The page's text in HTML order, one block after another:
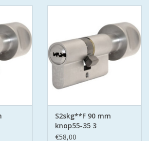
S2skg**F 90 mm
knop55-35 3
keersleutels
€58,00